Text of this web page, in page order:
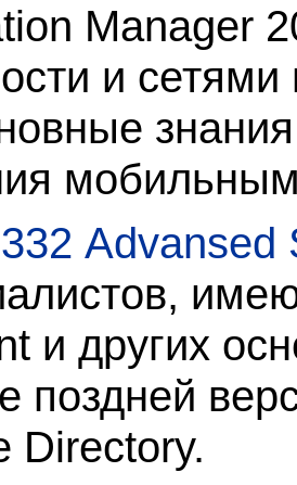
Manager
и
332 Advansed
и других
поздней
Directory.